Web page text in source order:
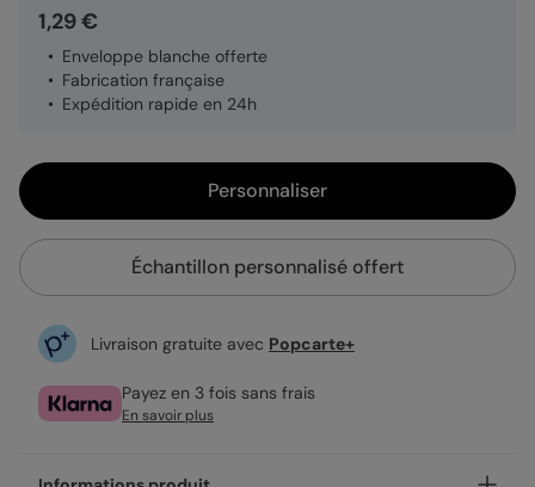
1,29 €
Enveloppe blanche offerte
Fabrication française
Expédition rapide en 24h
Personnaliser
Échantillon personnalisé offert
Livraison gratuite avec Popcarte+
Payez en 3 fois sans frais
En savoir plus